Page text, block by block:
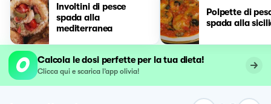
Involtini di pesce
spada alla
mediterranea
Polpette di
spada alla
Calcola le dosi perfette per la tua dieta!
Clicca qui e scarica l’app olivia!